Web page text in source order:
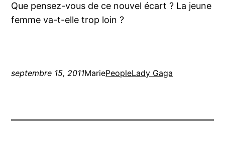
Que pensez-vous de ce nouvel écart ? La jeune
femme va-t-elle trop loin ?
septembre 15, 2011MariePeopleLady Gaga